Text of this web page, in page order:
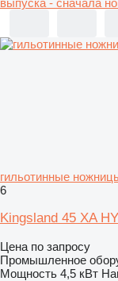
выпуска - сначала
гильотинные
6
Kingsland 45 XA
Цена по запросу
Промышленное
Мощность 4,5 кВт